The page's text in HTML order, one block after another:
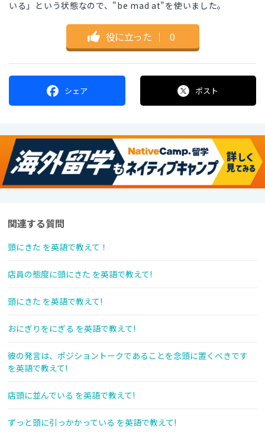
いる」という状態なので、"be mad at"を使いました。
役に立った ｜ 0
シェア ポスト
関連する質問
頭にきた を英語で教えて！
店員の態度に頭にきた を英語で教えて!
頭にきた を英語で教えて!
おにぎりをにぎる を英語で教えて!
彼の発言は、ポジショントークであることを念頭に置くべきです
を英語で教えて!
店頭に並んでいる を英語で教えて!
ずっと頭に引っかかっている を英語で教えて!